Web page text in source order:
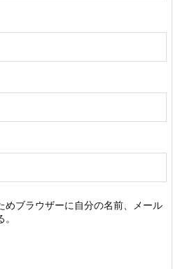
めブラウザーに自分の名前、メール